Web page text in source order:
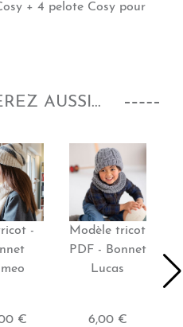
+ 4 pelote Cosy pour
AUSSI...
-
€
Modèle tricot
PDF - Bonnet
Lucas
6,00 €